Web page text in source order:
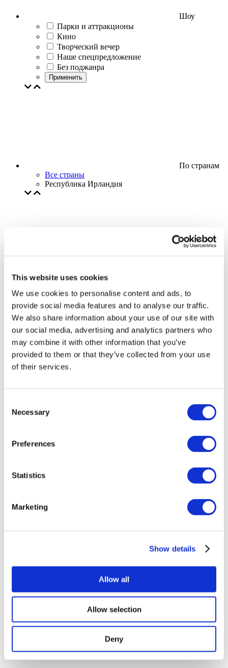
This website uses cookies
We use cookies to personalise content and ads, to
provide social media features and to analyse our traffic.
We also share information about your use of our site with
our social media, advertising and analytics partners who
may combine it with other information that you’ve
provided to them or that they’ve collected from your use
of their services.
Selection
Necessary
Preferences
Statistics
Marketing
Show details
Allow all
Allow selection
Deny
Шоу
Парки и аттракционы
Кино
Творческий вечер
Наше спецпредложение
Без поджанра
Применить
По странам
Все страны
Республика Ирландия
Творческий вечер
Наше спецпредложение
Применить